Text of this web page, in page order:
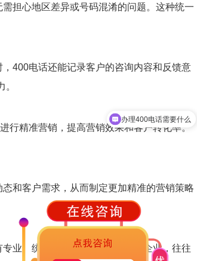
担心地区差异或号码混淆的问题。这种统一
400电话还能记录客户的咨询内容和反馈意
精准营销，提高营销效果和客户转化率。
和客户需求，从而制定更加精准的营销策略
业、统一、高效400电话服务的企业，往往
特惠套餐